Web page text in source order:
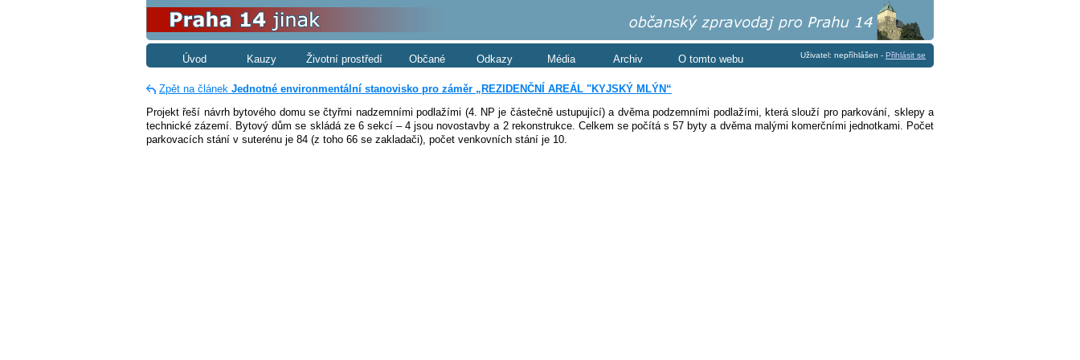
Úvod Kauzy Životní prostředí Občané Odkazy Média Archiv O tomto webu
Zpět na článek Jednotné environmentální stanovisko pro záměr „REZIDENČNÍ AREÁL "KYJSKÝ MLÝN“
Projekt řeší návrh bytového domu se čtyřmi nadzemními podlažími (4. NP je částečně ustupující) a dvěma podzemními podlažími, která slouží pro parkování, sklepy a
technické zázemí. Bytový dům se skládá ze 6 sekcí – 4 jsou novostavby a 2 rekonstrukce. Celkem se počítá s 57 byty a dvěma malými komerčními jednotkami. Počet
parkovacích stání v suterénu je 84 (z toho 66 se zakladači), počet venkovních stání je 10.
Uživatel: nepříhlášen - Přihlásit se